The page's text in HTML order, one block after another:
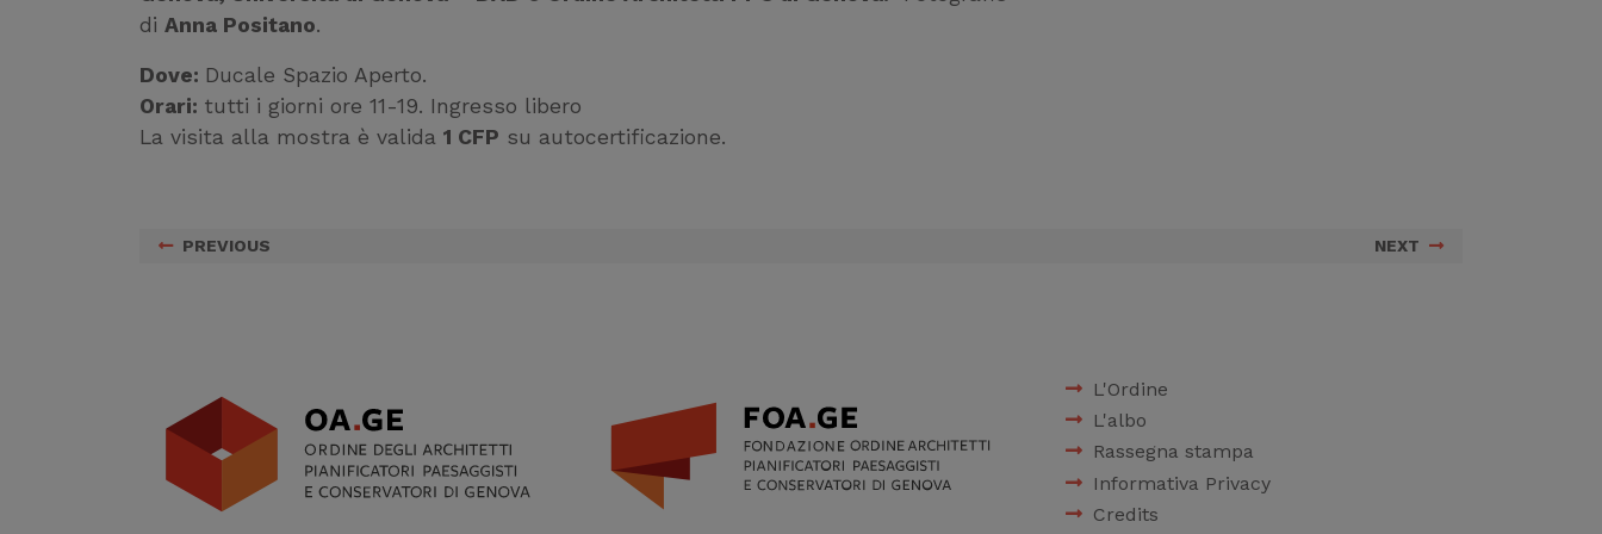
di Anna Positano.
Dove: Ducale Spazio Aperto.
Orari: tutti i giorni ore 11-19. Ingresso libero
La visita alla mostra è valida 1 CFP su autocertificazione.
PREVIOUS NEXT
L'Ordine
L'albo
Rassegna stampa
Informativa Privacy
Credits